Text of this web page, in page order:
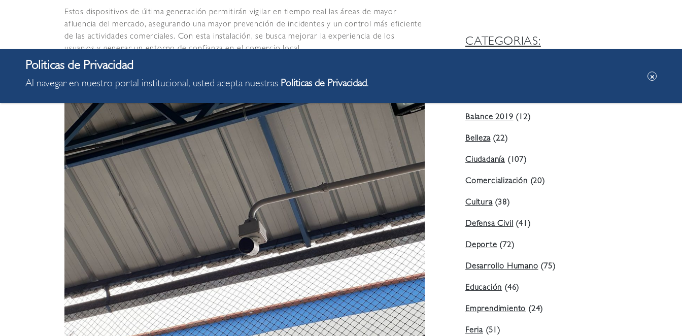
Estos dispositivos de última generación permitirán vigilar en tiempo real las áreas de mayor
afluencia del mercado, asegurando una mayor prevención de incidentes y un control más eficiente
de las actividades comerciales. Con esta instalación, se busca mejorar la experiencia de los
usuarios y generar un entorno de confianza en el comercio local.
CATEGORIAS:
Balance 2019(12)
Belleza(22)
Ciudadanía (107)
Comercialización(20)
Cultura(38)
Defensa Civil(41)
Deporte(72)
Desarrollo Humano(75)
Educación(46)
Emprendimiento(24)
Feria (51)
Al navegar en nuestro portal institucional, usted acepta nuestras Politicas de Privacidad.